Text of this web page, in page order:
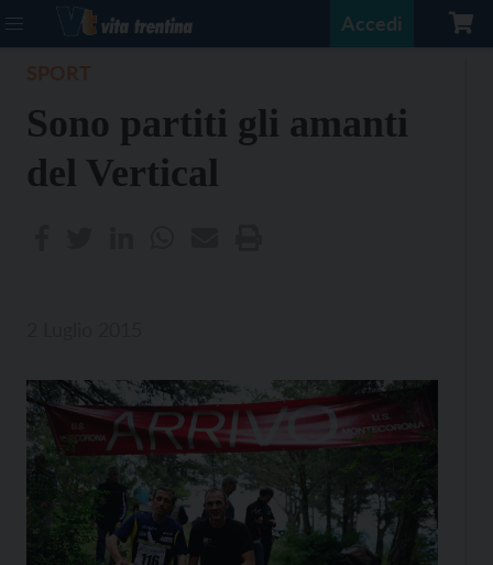
Accedi
Sono partiti gli amanti
del Vertical